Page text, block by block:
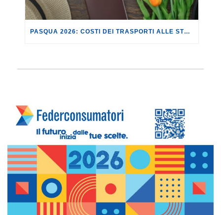
PASQUA 2026: COSTI DEI TRASPORTI ALLE STELLE.